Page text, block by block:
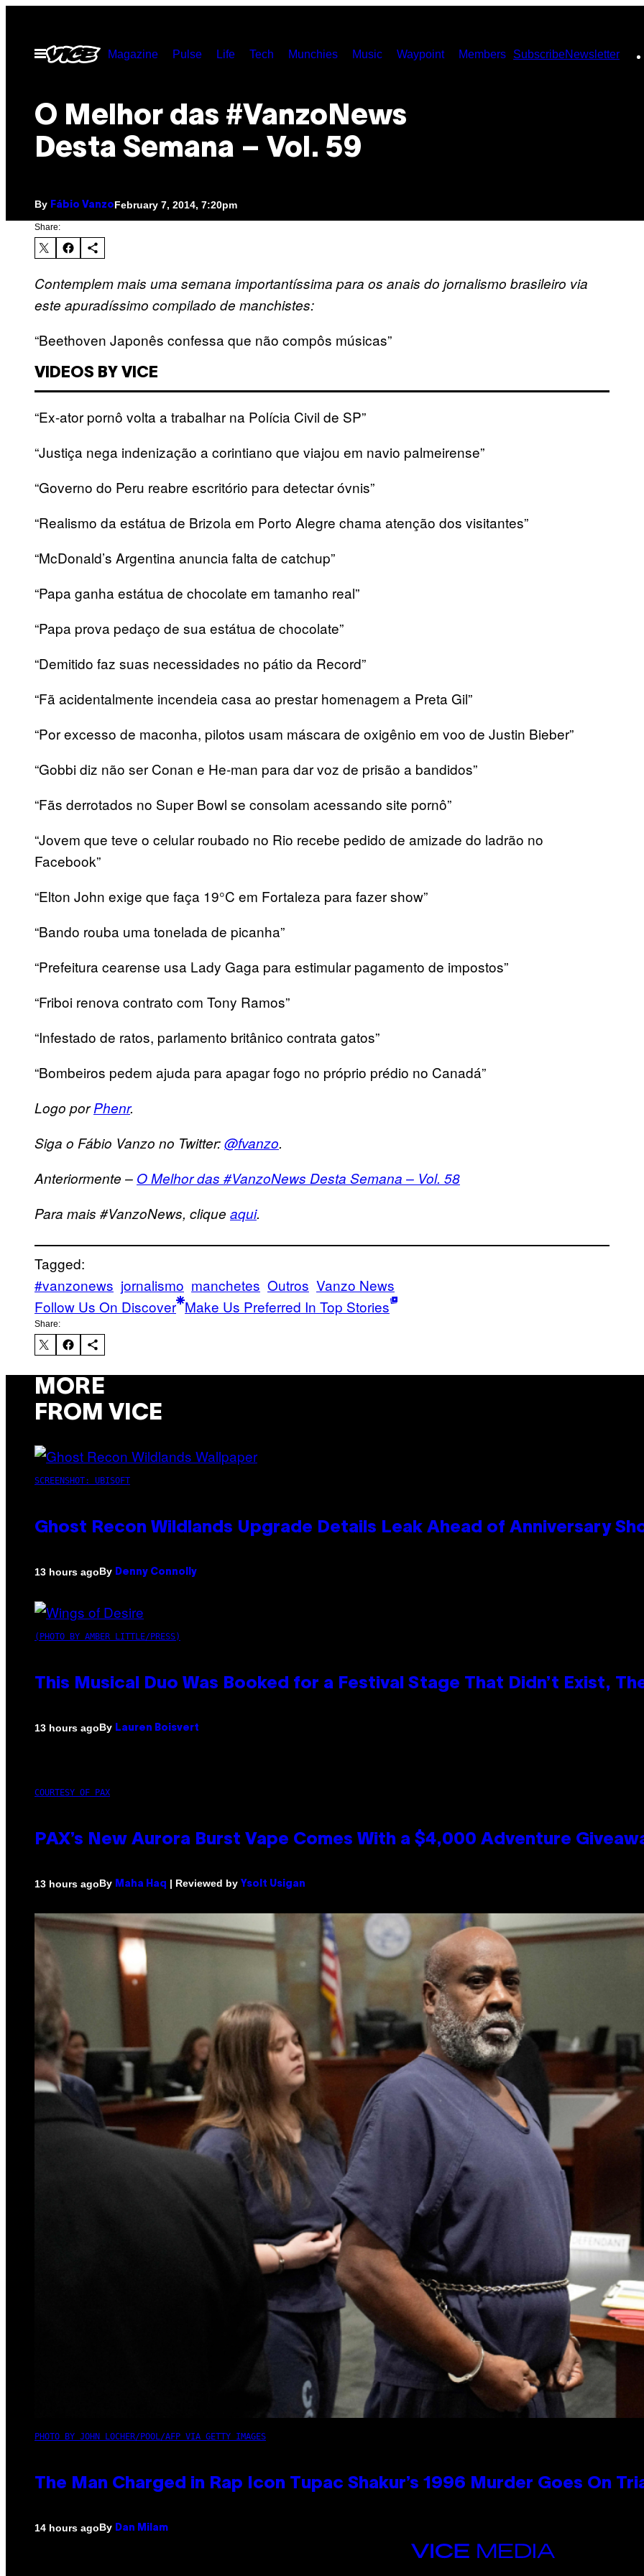
contentOpen
Menu
Magazine Pulse Life Tech Munchies Music Waypoint Members SubscribeNewsletter
O Melhor das #VanzoNews
Desta Semana – Vol. 59
By Fábio VanzoFebruary 7, 2014, 7:20pm
Share:
Contemplem mais uma semana importantíssima para os anais do jornalismo brasileiro via
este apuradíssimo compilado de manchistes:
“Beethoven Japonês confessa que não compôs músicas”
VIDEOS BY VICE
“Ex-ator pornô volta a trabalhar na Polícia Civil de SP”
“Justiça nega indenização a corintiano que viajou em navio palmeirense”
“Governo do Peru reabre escritório para detectar óvnis”
“Realismo da estátua de Brizola em Porto Alegre chama atenção dos visitantes”
“McDonald’s Argentina anuncia falta de catchup”
“Papa ganha estátua de chocolate em tamanho real”
“Papa prova pedaço de sua estátua de chocolate”
“Demitido faz suas necessidades no pátio da Record”
“Fã acidentalmente incendeia casa ao prestar homenagem a Preta Gil”
“Por excesso de maconha, pilotos usam máscara de oxigênio em voo de Justin Bieber”
“Gobbi diz não ser Conan e He-man para dar voz de prisão a bandidos”
“Fãs derrotados no Super Bowl se consolam acessando site pornô”
“Jovem que teve o celular roubado no Rio recebe pedido de amizade do ladrão no
Facebook”
“Elton John exige que faça 19°C em Fortaleza para fazer show”
“Bando rouba uma tonelada de picanha”
“Prefeitura cearense usa Lady Gaga para estimular pagamento de impostos”
“Friboi renova contrato com Tony Ramos”
“Infestado de ratos, parlamento britânico contrata gatos”
“Bombeiros pedem ajuda para apagar fogo no próprio prédio no Canadá”
Logo porPhenr.
Siga o Fábio Vanzo no Twitter:@fvanzo.
Anteriormente – O Melhor das #VanzoNews Desta Semana – Vol. 58
Para mais #VanzoNews, clique aqui.
Tagged:
#vanzonews jornalismo manchetes Outros Vanzo News
Follow Us On Discover Make Us Preferred In Top Stories
Share:
MORE
FROM VICE
SCREENSHOT: UBISOFT
Ghost Recon Wildlands Upgrade Details Leak Ahead of Anniversary
13 hours agoBy Denny Connolly
(PHOTO BY AMBER LITTLE/PRESS)
This Musical Duo Was Booked for a Festival Stage That Didn’t Exist,
13 hours agoBy Lauren Boisvert
COURTESY OF PAX
PAX’s New Aurora Burst Vape Comes With a $4,000 Adventure
13 hours agoBy Maha Haq | Reviewed by Ysolt Usigan
PHOTO BY JOHN LOCHER/POOL/AFP VIA GETTY IMAGES
The Man Charged in Rap Icon Tupac Shakur’s 1996 Murder Goes On
14 hours agoBy Dan Milam
VICE